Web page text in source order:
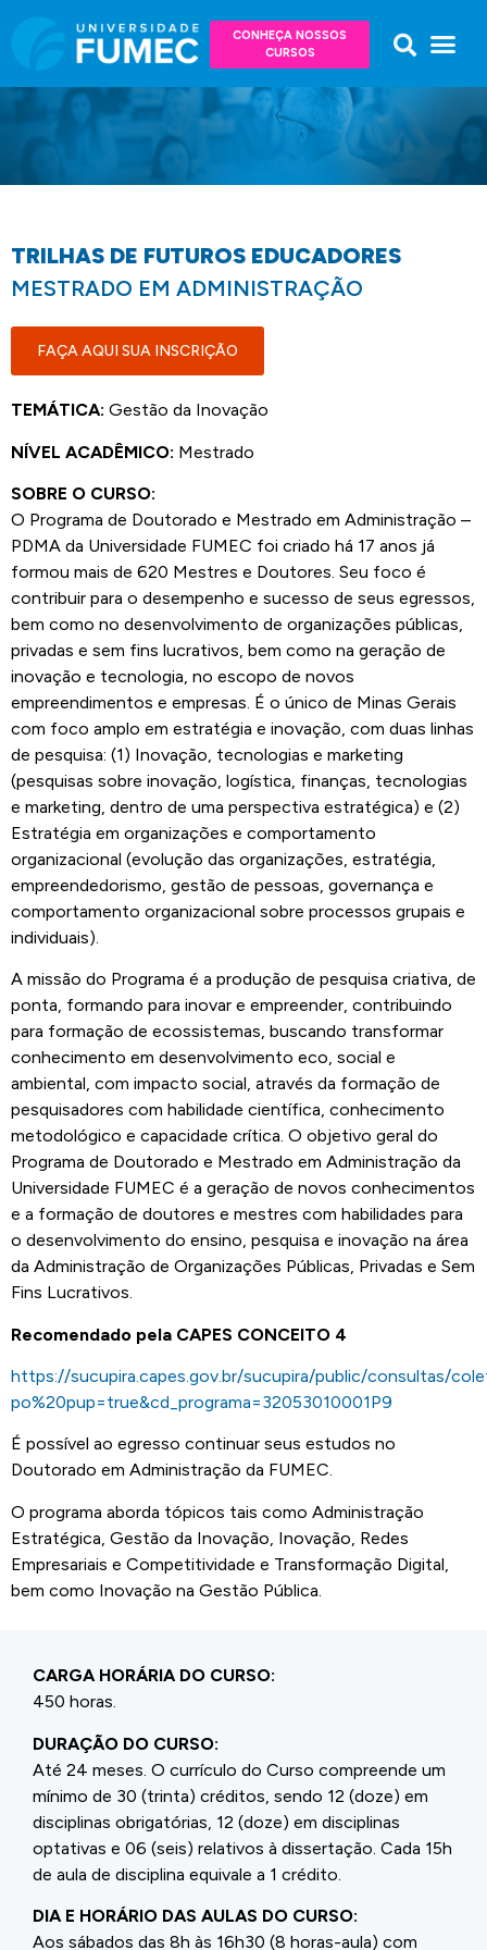
CONHEÇA NOSSOS
CURSOS
TRILHAS DE FUTUROS EDUCADORES
MESTRADO EM ADMINISTRAÇÃO
FAÇA AQUI SUA INSCRIÇÃO
TEMÁTICA: Gestão da Inovação
NÍVEL ACADÊMICO: Mestrado
SOBRE O CURSO:
O Programa de Doutorado e Mestrado em Administração –
PDMA da Universidade FUMEC foi criado há 17 anos já
formou mais de 620 Mestres e Doutores. Seu foco é
contribuir para o desempenho e sucesso de seus egressos,
bem como no desenvolvimento de organizações públicas,
privadas e sem fins lucrativos, bem como na geração de
inovação e tecnologia, no escopo de novos
empreendimentos e empresas. É o único de Minas Gerais
com foco amplo em estratégia e inovação, com duas linhas
de pesquisa: (1) Inovação, tecnologias e marketing
(pesquisas sobre inovação, logística, finanças, tecnologias
e marketing, dentro de uma perspectiva estratégica) e (2)
Estratégia em organizações e comportamento
organizacional (evolução das organizações, estratégia,
empreendedorismo, gestão de pessoas, governança e
comportamento organizacional sobre processos grupais e
individuais).
A missão do Programa é a produção de pesquisa criativa, de
ponta, formando para inovar e empreender, contribuindo
para formação de ecossistemas, buscando transformar
conhecimento em desenvolvimento eco, social e
ambiental, com impacto social, através da formação de
pesquisadores com habilidade científica, conhecimento
metodológico e capacidade crítica. O objetivo geral do
Programa de Doutorado e Mestrado em Administração da
Universidade FUMEC é a geração de novos conhecimentos
e a formação de doutores e mestres com habilidades para
o desenvolvimento do ensino, pesquisa e inovação na área
da Administração de Organizações Públicas, Privadas e Sem
Fins Lucrativos.
Recomendado pela CAPES CONCEITO 4
https://sucupira.capes.gov.br/sucupira/public/consultas/
po%20pup=true&cd_programa=32053010001P9
É possível ao egresso continuar seus estudos no
Doutorado em Administração da FUMEC.
O programa aborda tópicos tais como Administração
Estratégica, Gestão da Inovação, Inovação, Redes
Empresariais e Competitividade e Transformação Digital,
bem como Inovação na Gestão Pública.
CARGA HORÁRIA DO CURSO:
450 horas.
DURAÇÃO DO CURSO:
Até 24 meses. O currículo do Curso compreende um
mínimo de 30 (trinta) créditos, sendo 12 (doze) em
disciplinas obrigatórias, 12 (doze) em disciplinas
optativas e 06 (seis) relativos à dissertação. Cada 15h
de aula de disciplina equivale a 1 crédito.
DIA E HORÁRIO DAS AULAS DO CURSO:
Aos sábados das 8h às 16h30 (8 horas-aula) com